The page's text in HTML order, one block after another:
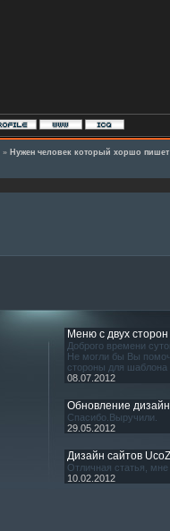
» Нужен человек который хоршо
Меню с двух
Доброго времени
Не могли бы Вы
стороны для шаблона
08.07.2012
Обновление
Спасибо.Выручили.
29.05.2012
Дизайн сайтов UcoZ
Отличная статья,
10.02.2012